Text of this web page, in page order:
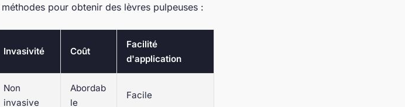
pour obtenir des lèvres pulpeuses :
Invasivité Coût
Facilité
d'application
Non
invasive
Abordab
le
Facile